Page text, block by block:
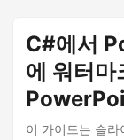
C#에서
에 워터마
이 가이드는 슬